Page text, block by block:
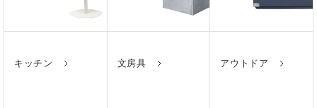
キッチン 文房具 アウトドア